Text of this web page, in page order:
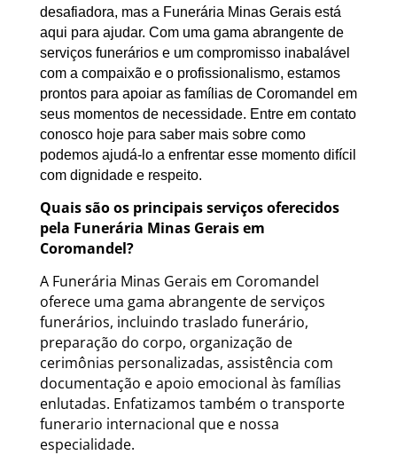
desafiadora, mas a Funerária Minas Gerais está
aqui para ajudar. Com uma gama abrangente de
serviços funerários e um compromisso inabalável
com a compaixão e o profissionalismo, estamos
prontos para apoiar as famílias de Coromandel em
seus momentos de necessidade. Entre em contato
conosco hoje para saber mais sobre como
podemos ajudá-lo a enfrentar esse momento difícil
com dignidade e respeito.
Quais são os principais serviços oferecidos
pela Funerária Minas Gerais em
Coromandel?
A Funerária Minas Gerais em Coromandel
oferece uma gama abrangente de serviços
funerários, incluindo traslado funerário,
preparação do corpo, organização de
cerimônias personalizadas, assistência com
documentação e apoio emocional às famílias
enlutadas. Enfatizamos também o transporte
funerario internacional que e nossa
especialidade.